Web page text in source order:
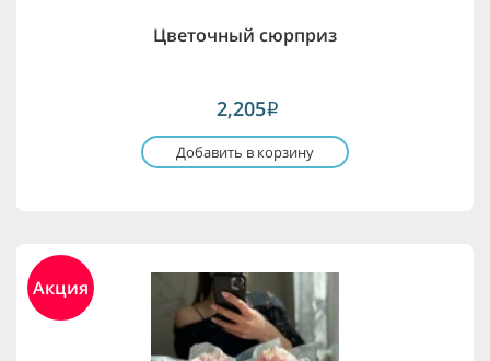
Цветочный сюрприз
2,205i
Добавить в корзину
Акция